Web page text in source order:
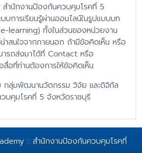
ำนักงานป้องกันควบคุมโรคที่ 5
บการเรียนรู้ผ่านออนไลน์ในรูปแบบบท
learning) ทั้งในส่วนของหน่วยงาน
น่าสนใจจากภายนอก ถ้ามีข้อคิดเห็น หรือ
ารถส่งมาได้ที่ Contact หรือ
อที่ท่านต้องการให้ข้อคิดเห็น
ลุ่มพัฒนานวัตกรรม วิจัย และดิจิทัล
บคุมโรคที่ 5 จังหวัดราชบุรี
:: สำนักงานป้องกันควบคุมโรคที่